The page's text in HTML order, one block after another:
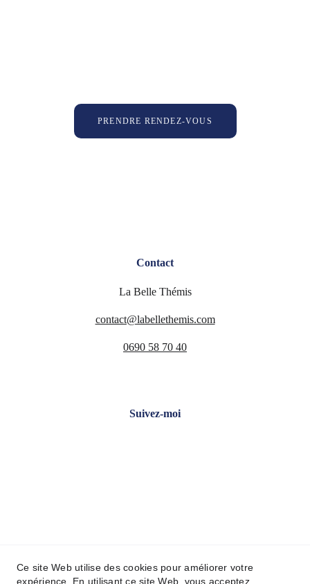
PRENDRE RENDEZ-VOUS
Contact
Suivez-moi
La Belle Thémis
contact@labellethemis.com
0690 58 70 40
Ce site Web utilise des cookies pour améliorer votre
expérience. En utilisant ce site Web, vous acceptez